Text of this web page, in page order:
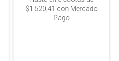
$1.520,41 con Mercado
Pago